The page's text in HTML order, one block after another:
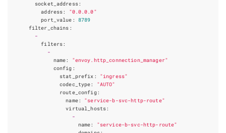
socket_address:
address:
"0.0.0.0"
port_value :
8789
filter_chains :
-
filters:
-
name:
"envoy.http_connection_manager"
config :
stat_prefix :
"ingress"
codec_type:
"AUTO"
route_config:
name:
"service-b-svc-http-route"
virtual_hosts:
-
name:
"service-b-svc-http-route"